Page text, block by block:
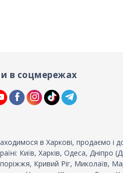
в соцмережах
в Харкові, продаємо і
Київ, Харків, Одеса, Дніпро
Кривий Ріг, Миколаїв,